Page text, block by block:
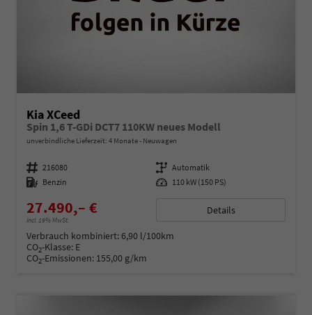
Kia XCeed
Spin 1,6 T-GDi DCT7 110KW neues Modell
unverbindliche Lieferzeit: 4 Monate Neuwagen
Fahrzeugnummer 216080 Getriebe Automatik
Kraftstoff Benzin Leistung 110 kW (150 PS)
27.490,– €
incl. 19% MwSt.
Details
Verbrauch kombiniert:6,90 l/100km
CO2-Klasse: E
CO2-Emissionen: 155,00 g/km